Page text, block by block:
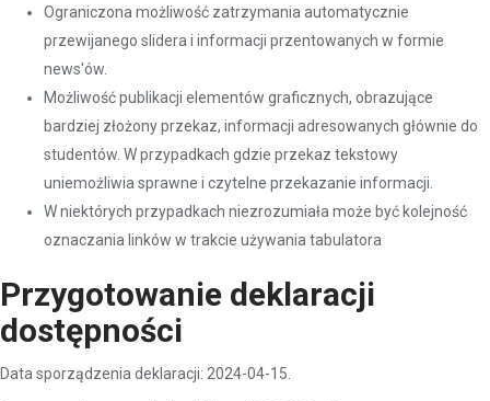
Ograniczona możliwość zatrzymania automatycznie
przewijanego slidera i informacji przentowanych w formie
news'ów.
Możliwość publikacji elementów graficznych, obrazujące
bardziej złożony przekaz, informacji adresowanych głównie do
studentów. W przypadkach gdzie przekaz tekstowy
uniemożliwia sprawne i czytelne przekazanie informacji.
W niektórych przypadkach niezrozumiała może być kolejność
oznaczania linków w trakcie używania tabulatora
Przygotowanie deklaracji
dostępności
Data sporządzenia deklaracji: 2024-04-15.